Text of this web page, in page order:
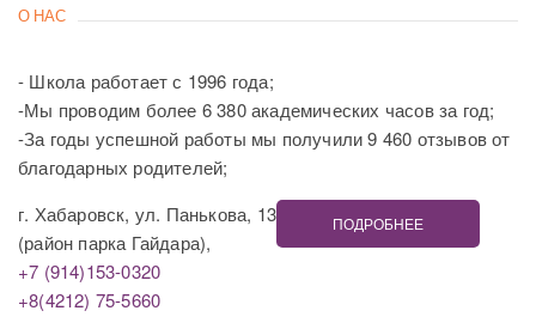
О НАС
- Школа работает с 1996 года;
-Мы проводим более 6 380 академических часов за год;
-За годы успешной работы мы получили 9 460 отзывов от
благодарных родителей;
г. Хабаровск, ул. Панькова, 13
(район парка Гайдара),
+7 (914)153-0320
+8(4212) 75-5660
ПОДРОБНЕЕ